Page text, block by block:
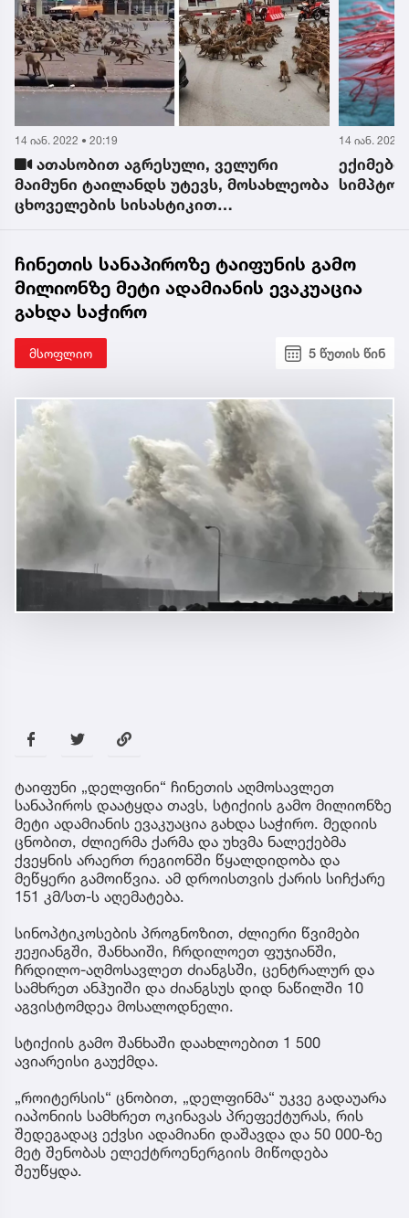
14 იან. 2022 • 20:03
ექიმებმა „ჩუმი“კიბოს მოულოდნელი
სიმპტომი დაასახელეს
14 იან. 2022
-
ჩინეთის სანაპიროზე ტაიფუნის გამო
მილიონზე მეტი ადამიანის ევაკუაცია
გახდა საჭირო
მსოფლიო 5 წუთის წინ
ტაიფუნი „დელფინი“ ჩინეთის აღმოსავლეთ
სანაპიროს დაატყდა თავს, სტიქიის გამო მილიონზე
მეტი ადამიანის ევაკუაცია გახდა საჭირო. მედიის
ცნობით, ძლიერმა ქარმა და უხვმა ნალექებმა
ქვეყნის არაერთ რეგიონში წყალდიდობა და
მეწყერი გამოიწვია. ამ დროისთვის ქარის სიჩქარე
151 კმ/სთ-ს აღემატება.
სინოპტიკოსების პროგნოზით, ძლიერი წვიმები
ჟეჟიანგში, შანხაიში, ჩრდილოეთ ფუჯიანში,
ჩრდილო-აღმოსავლეთ ძიანგსში, ცენტრალურ და
სამხრეთ ანჰუიში და ძიანგსუს დიდ ნაწილში 10
აგვისტომდეა მოსალოდნელი.
სტიქიის გამო შანხაში დაახლოებით 1 500
ავიარეისი გაუქმდა.
„როიტერსის“ ცნობით, „დელფინმა“ უკვე გადაუარა
იაპონიის სამხრეთ ოკინავას პრეფექტურას, რის
შედეგადაც ექვსი ადამიანი დაშავდა და 50 000-ზე
მეტ შენობას ელექტროენერგიის მიწოდება
შეუწყდა.